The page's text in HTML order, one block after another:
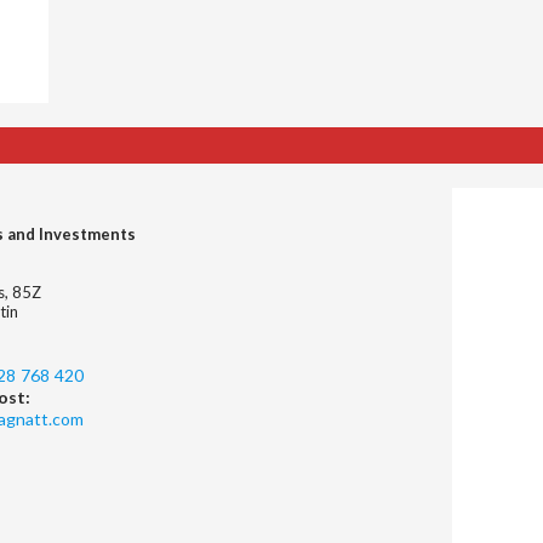
and Investments
85Z
768 420